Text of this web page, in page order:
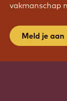
vakmanschap
Meld je aan